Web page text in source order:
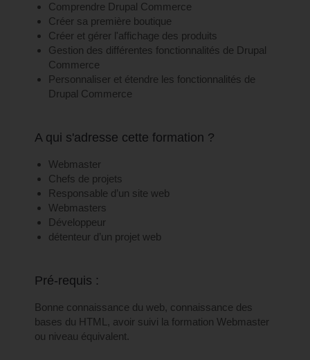
Comprendre Drupal Commerce
Créer sa première boutique
Créer et gérer l'affichage des produits
Gestion des différentes fonctionnalités de Drupal
Commerce
Personnaliser et étendre les fonctionnalités de
Drupal Commerce
A qui s'adresse cette formation ?
Webmaster
Chefs de projets
Responsable d’un site web
Webmasters
Développeur
détenteur d’un projet web
Pré-requis :
Bonne connaissance du web, connaissance des
bases du HTML, avoir suivi la formation Webmaster
ou niveau équivalent.